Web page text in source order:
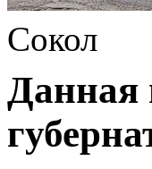
Сокол
Данная